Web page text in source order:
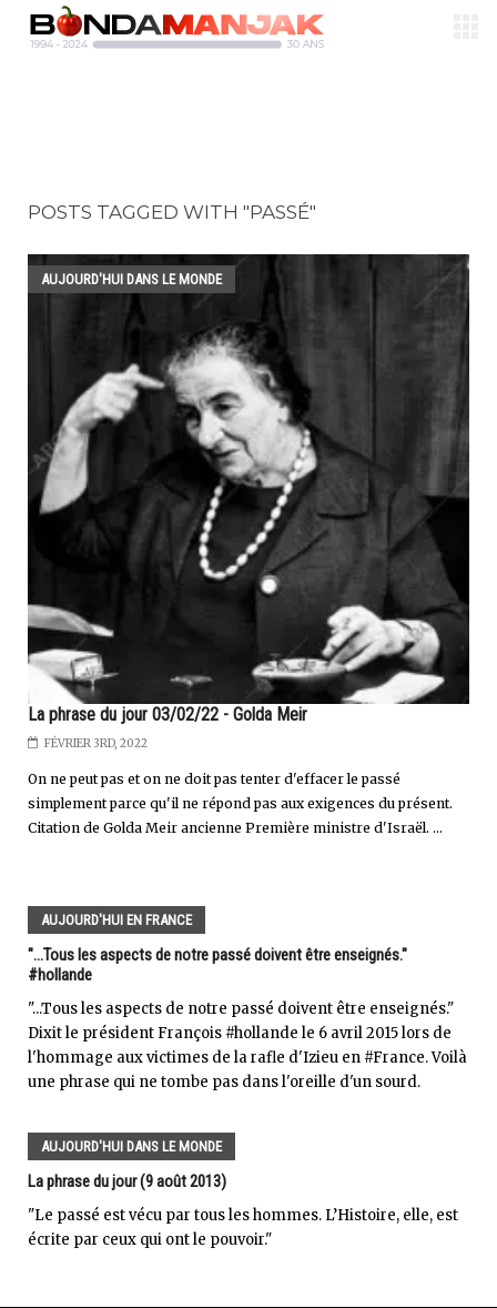
POSTS TAGGED WITH "PASSÉ"
AUJOURD'HUI DANS LE MONDE
La phrase du jour 03/02/22 - Golda Meir
FÉVRIER 3RD, 2022
On ne peut pas et on ne doit pas tenter d'effacer le passé
simplement parce qu'il ne répond pas aux exigences du présent.
Citation de Golda Meir ancienne Première ministre d'Israël. ...
AUJOURD'HUI EN FRANCE
"...Tous les aspects de notre passé doivent être enseignés."
#hollande
"...Tous les aspects de notre passé doivent être enseignés."
Dixit le président François #hollande le 6 avril 2015 lors de
l'hommage aux victimes de la rafle d'Izieu en #France. Voilà
une phrase qui ne tombe pas dans l'oreille d'un sourd.
AUJOURD'HUI DANS LE MONDE
La phrase du jour (9 août 2013)
"Le passé est vécu par tous les hommes. L’Histoire, elle, est
écrite par ceux qui ont le pouvoir."